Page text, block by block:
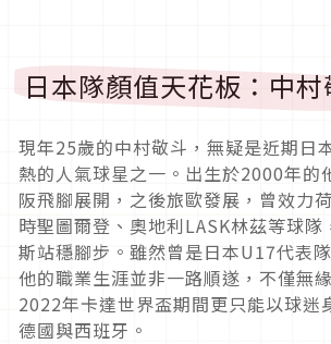
日本隊顏值天花板：中村
現年25歲的中村敬斗，無疑是近期日
熱的人氣球星之一。出生於2000年的
阪飛腳展開，之後旅歐發展，曾效力
時聖圖爾登、奧地利LASK林茲等球隊
斯站穩腳步。雖然曾是日本U17代表
他的職業生涯並非一路順遂，不僅無
2022年卡達世界盃期間更只能以球迷
德國與西班牙。